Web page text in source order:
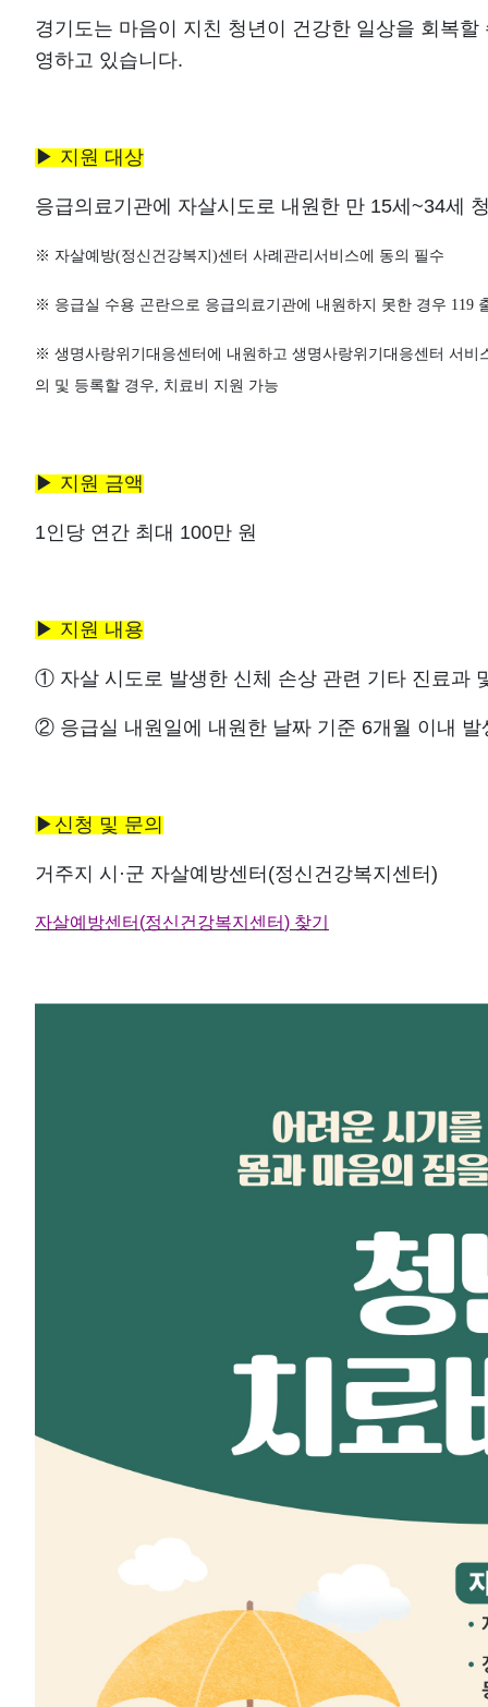
경기도는 마음이 지친 청년이 건강한 일상을 회복
영하고 있습니다.
▶ 지원 대상
응급의료기관에 자살시도로 내원한 만 15세 ~34세
※ 자살예방(정신건강복지 )센터 사례관리서비스에 동의 필수
※ 응급실 수용 곤란으로 응급의료기관에 내원하지 못한 경우 119
※ 생명사랑위기대응센터에 내원하고 생명사랑위기대응센터 서
의 및 등록할 경우, 치료비 지원 가능
▶ 지원 금액
1인당 연간 최대 100만 원
▶ 지원 내용
① 자살 시도로 발생한 신체 손상 관련 기타 진료과
② 응급실 내원일에 내원한 날짜 기준 6개월 이내
▶ 신청 및 문의
거주지 시 ·군 자살예방센터 (정신건강복지센터 )
자살예방센터 (정신건강복지센터) 찾기